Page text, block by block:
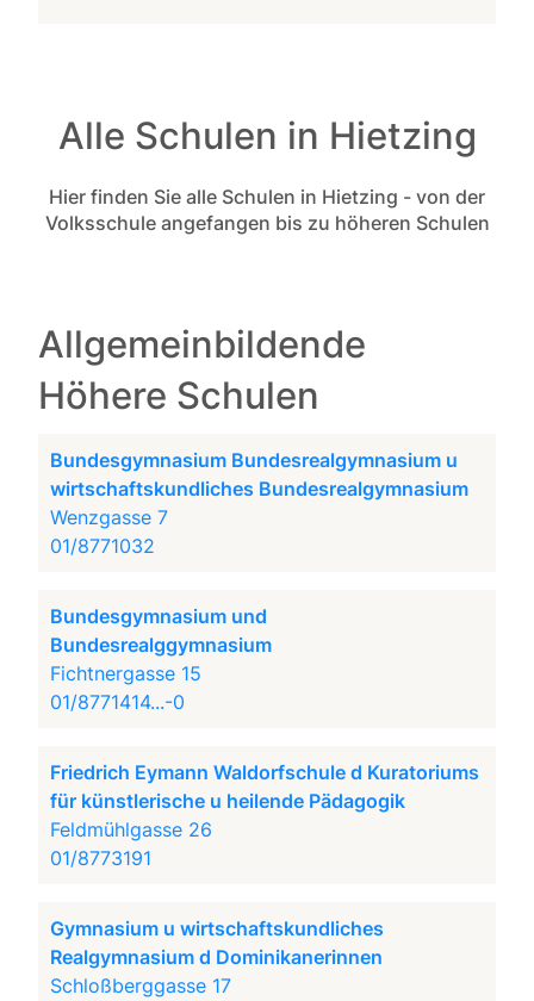
Alle Schulen in Hietzing
Hier finden Sie alle Schulen in Hietzing - von der
Volksschule angefangen bis zu höheren Schulen
Allgemeinbildende
Höhere Schulen
Bundesgymnasium Bundesrealgymnasium u
wirtschaftskundliches Bundesrealgymnasium
Wenzgasse 7
01/8771032
Bundesgymnasium und
Bundesrealggymnasium
Fichtnergasse 15
01/8771414...-0
Friedrich Eymann Waldorfschule d Kuratoriums
für künstlerische u heilende Pädagogik
Feldmühlgasse 26
01/8773191
Gymnasium u wirtschaftskundliches
Realgymnasium d Dominikanerinnen
Schloßberggasse 17